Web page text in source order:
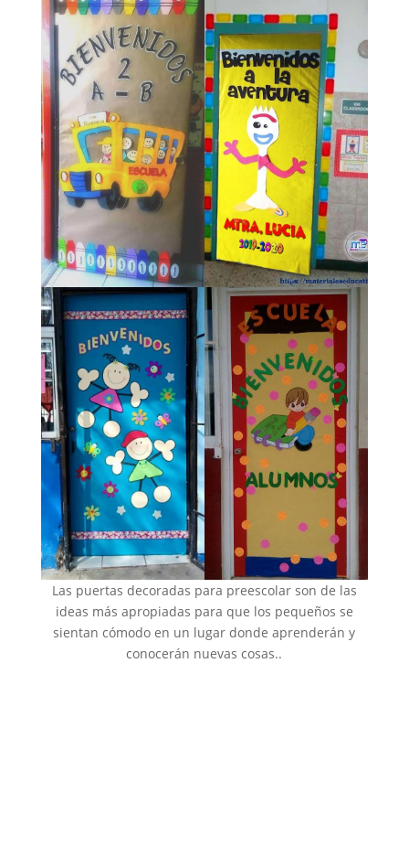
Las puertas decoradas para preescolar son de las
ideas más apropiadas para que los pequeños se
sientan cómodo en un lugar donde aprenderán y
conocerán nuevas cosas..